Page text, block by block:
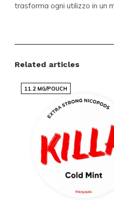
trasforma ogni utilizzo in un
nicotine pouchesdi 77 Ice
extra forti 13 mg
20 mg di nicotina per
per gli utenti esperti alla
elevato. Il contenuto totale
Related articles
11.2 MG/POUCH